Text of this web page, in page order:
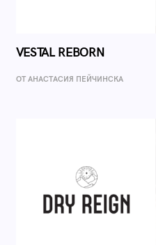
VESTAL REBORN
ОТ AНАСТАСИЯ ПЕЙЧИНСКА